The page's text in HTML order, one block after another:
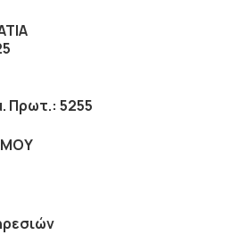
ΔΗΜΟΚΡΑΤΙΑ
5255